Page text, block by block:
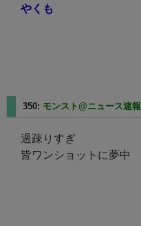
やくも
350: モンスト@ニュース速報
過疎りすぎ
皆ワンショットに夢中